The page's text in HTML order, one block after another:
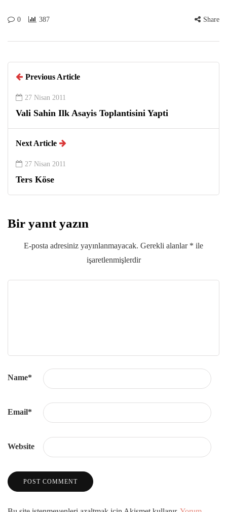
0 387 Share
Previous Article
27 Nisan 2011
Vali Sahin Ilk Asayis Toplantisini Yapti
Next Article
27 Nisan 2011
Ters Köse
Bir yanıt yazın
E-posta adresiniz yayınlanmayacak. Gerekli alanlar * ile
işaretlenmişlerdir
Name*
Email*
Website